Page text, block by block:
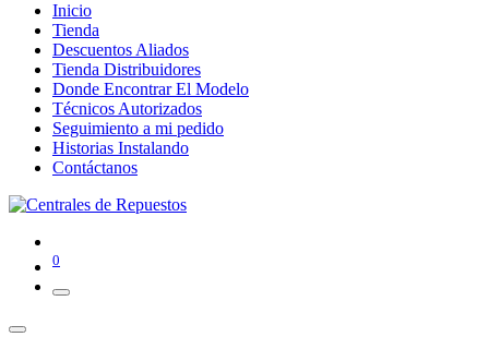
Inicio
Tienda
Descuentos Aliados
Tienda Distribuidores
Donde Encontrar El Modelo
Técnicos Autorizados
Seguimiento a mi pedido
Historias Instalando
Contáctanos
0